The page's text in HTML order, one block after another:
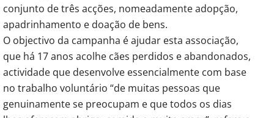
conjunto de três acções, nomeadamente adopção,
apadrinhamento e doação de bens.
O objectivo da campanha é ajudar esta associação,
que há 17 anos acolhe cães perdidos e abandonados,
actividade que desenvolve essencialmente com base
no trabalho voluntário “de muitas pessoas que
genuinamente se preocupam e que todos os dias